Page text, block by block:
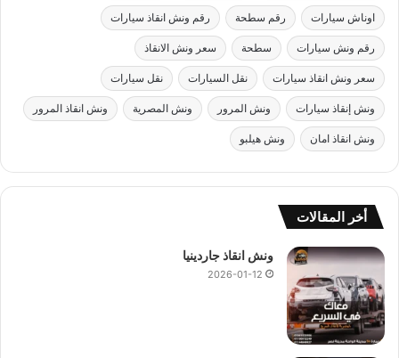
اوناش سيارات رقم سطحة رقم ونش انقاذ سيارات
رقم ونش سيارات سطحة سعر ونش الانقاذ
سعر ونش انقاذ سيارات نقل السيارات نقل سيارات
ونش إنقاذ سيارات ونش المرور ونش المصرية ونش انقاذ المرور
ونش انقاذ امان ونش هيلبو
أخر المقالات
ونش انقاذ جاردينيا
2026-01-12